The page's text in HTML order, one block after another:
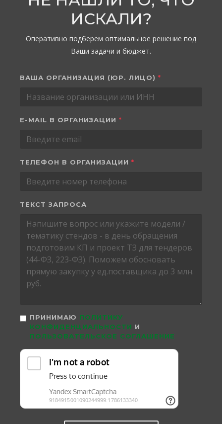
ИСКАЛИ?
Оперативно подберем оптимальное решение под
Ваши задачи и бюджет.
ВАША ОРГАНИЗАЦИЯ (ЮР. ЛИЦО) *
E-MAIL В ОРГАНИЗАЦИИ *
ТЕЛЕФОН В ОРГАНИЗАЦИИ *
ТЕКСТ ЗАПРОСА
ПРИНИМАЮ ПОЛИТИКУ
КОНФИДЕНЦИАЛЬНОСТИ И
ПОЛЬЗОВАТЕЛЬСКОЕ СОГЛАШЕНИЕ